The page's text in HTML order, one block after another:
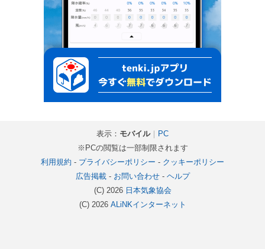
表示： モバイル｜
PC
※PCの閲覧は一部制限されます
利用規約 - プライバシーポリシー - クッキーポリシー
広告掲載- お問い合わせ- ヘルプ
(C) 2026 日本気象協会
(C) 2026 ALiNKインターネット